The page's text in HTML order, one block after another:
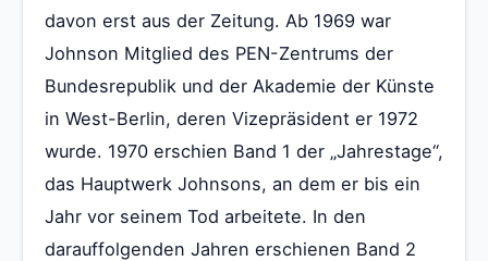
davon erst aus der Zeitung. Ab 1969 war
Johnson Mitglied des PEN-Zentrums der
Bundesrepublik und der Akademie der Künste
in West-Berlin, deren Vizepräsident er 1972
wurde. 1970 erschien Band 1 der „Jahrestage“,
das Hauptwerk Johnsons, an dem er bis ein
Jahr vor seinem Tod arbeitete. In den
darauffolgenden Jahren erschienen Band 2